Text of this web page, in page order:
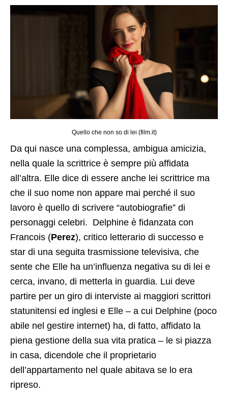
Quello che non so di lei (film.it)
Da qui nasce una complessa, ambigua amicizia,
nella quale la scrittrice è sempre più affidata
all’altra. Elle dice di essere anche lei scrittrice ma
che il suo nome non appare mai perché il suo
lavoro è quello di scrivere “autobiografie” di
personaggi celebri. Delphine è fidanzata con
Francois (Perez), critico letterario di successo e
star di una seguita trasmissione televisiva, che
sente che Elle ha un’influenza negativa su di lei e
cerca, invano, di metterla in guardia. Lui deve
partire per un giro di interviste ai maggiori scrittori
statunitensi ed inglesi e Elle – a cui Delphine (poco
abile nel gestire internet) ha, di fatto, affidato la
piena gestione della sua vita pratica – le si piazza
in casa, dicendole che il proprietario
dell’appartamento nel quale abitava se lo era
ripreso.